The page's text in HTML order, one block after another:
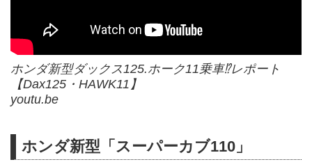
ホンダ新型ダックス125.ホーク11乗車⁉︎レポート
【Dax125・HAWK11】
youtu.be
ホンダ新型「スーパーカブ110」